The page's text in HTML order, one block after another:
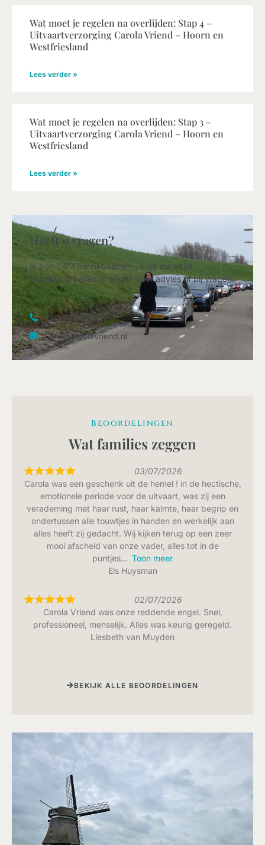
Wat moet je regelen na overlijden: Stap 4 –
Uitvaartverzorging Carola Vriend – Hoorn en
Westfriesland
Lees verder »
Wat moet je regelen na overlijden: Stap 3 –
Uitvaartverzorging Carola Vriend – Hoorn en
Westfriesland
Lees verder »
Heeft u vragen?
Ik ben 24/7 bereikbaar en u kunt me altijd
vrijblijvend bellen of mailen voor advies of bij vragen.
06-55397588
info@carolavriend.nl
Beoordelingen
Wat families zeggen
03/07/2026
Carola was een geschenk uit de hemel ! in de hectische,
emotionele periode voor de uitvaart, was zij een
verademing met haar rust, haar kalmte, haar begrip en
ondertussen alle touwtjes in handen en werkelijk aan
alles heeft zij gedacht. Wij kijken terug op een zeer
mooi afscheid van onze vader, alles tot in de
puntjes
Toon meer
Els Huysman
02/07/2026
Carola Vriend was onze reddende engel. Snel,
professioneel, menselijk. Alles was keurig geregeld.
Liesbeth van Muyden
BEKIJK ALLE BEOORDELINGEN